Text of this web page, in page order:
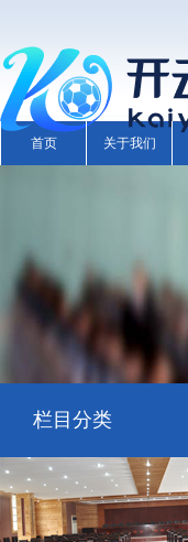
首页 关于我们
栏目分类